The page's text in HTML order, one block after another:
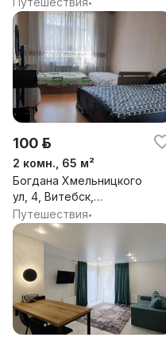
•
100 р.
2 комн., 65 м²
Богдана Хмельницкого
ул, 4, Витебск,
Витебская обл.
Путешествия•